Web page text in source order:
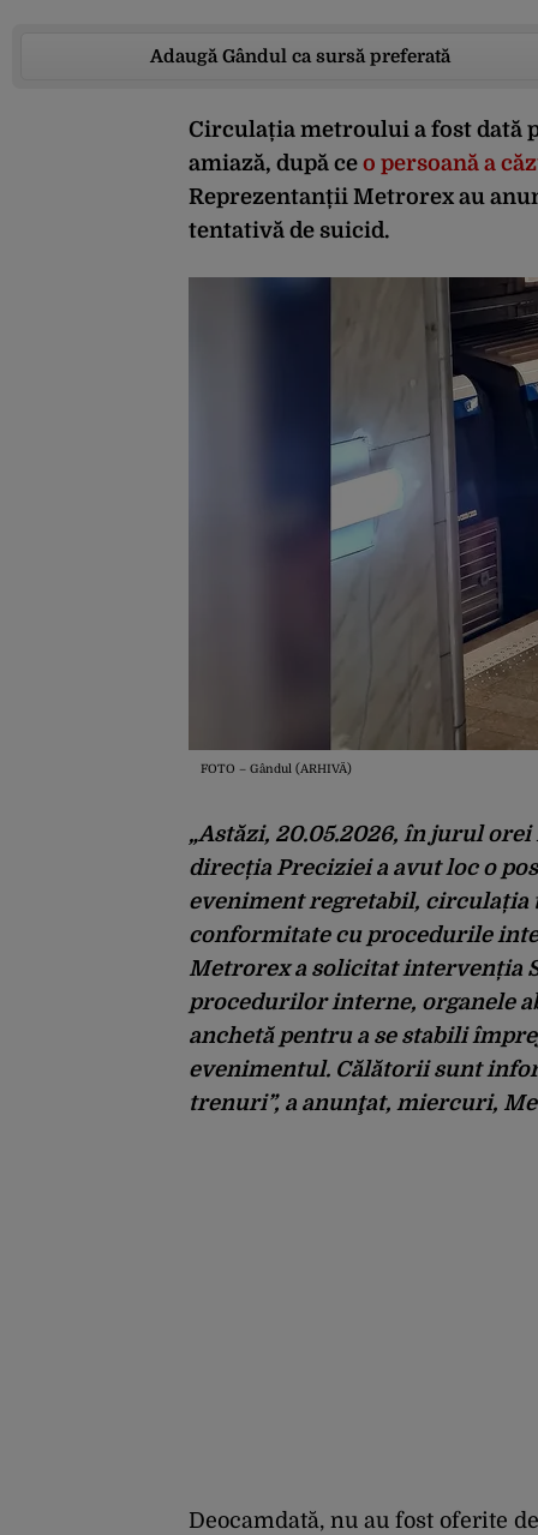
Adaugă Gândul ca sursă preferată
Circulația metroului a fost dată
amiază, după ce o persoană a
Reprezentanții Metrorex au
tentativă de suicid.
FOTO – Gândul (ARHIVĂ)
„Astăzi, 20.05.2026, în jurul
direcția Preciziei a avut loc o
eveniment regretabil,
conformitate cu procedurile
Metrorex a solicitat intervenția
procedurilor interne, organele
anchetă pentru a se stabili
evenimentul. Călătorii sunt
trenuri”, a anunţat, miercuri,
Deocamdată, nu au fost oferite